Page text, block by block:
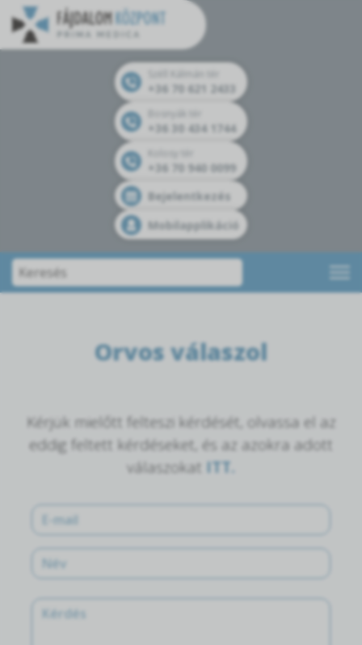
+36 70 621 2433
+36 30 434 1744
+36 70 940 0099
Bejelentkezés
Mobilapplikáció
Orvos válaszol
Kérjük mielőtt felteszi kérdését, olvassa el az
eddig feltett kérdéseket, és az azokra adott
válaszokat ITT.